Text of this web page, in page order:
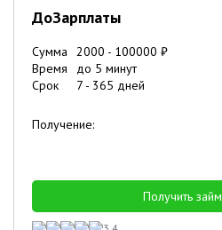
ДоЗарплаты
Сумма 2000 - 100000 ₽
Время
до 5 минут
Срок
7 - 365 дней
Получение:
Получить займ